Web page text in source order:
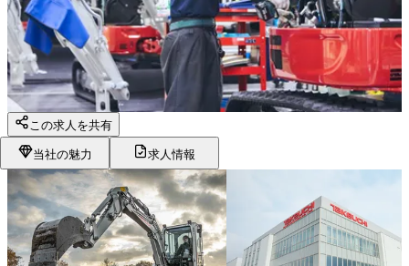
この求人を共有
当社の魅力 求人情報